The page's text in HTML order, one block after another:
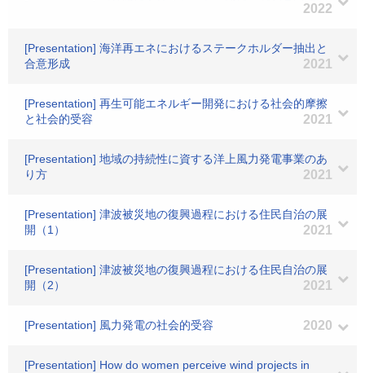
2022
[Presentation] 海洋再エネにおけるステークホルダー抽出と
合意形成
2021
[Presentation] 再生可能エネルギー開発における社会的摩擦
と社会的受容
2021
[Presentation] 地域の持続性に資する洋上風力発電事業のあ
り方
2021
[Presentation] 津波被災地の復興過程における住民自治の展
開（1）
2021
[Presentation] 津波被災地の復興過程における住民自治の展
開（2）
2021
[Presentation] 風力発電の社会的受容 2020
[Presentation] How do women perceive wind projects in